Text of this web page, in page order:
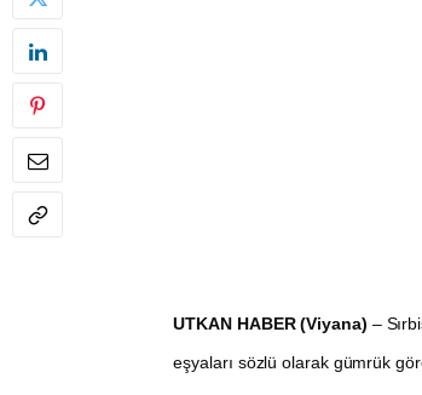
UTKAN HABER (Viyana) –
eşyaları sözlü olarak gümrük